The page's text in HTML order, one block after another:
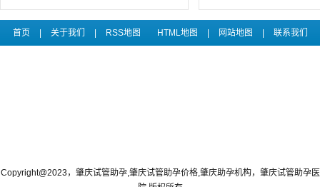
首页 关于我们 RSS地图 HTML地图 网站地图 联系我们
Copyright@2023，肇庆试管助孕,肇庆试管助孕价格,肇庆助孕机构，肇庆试管助孕医